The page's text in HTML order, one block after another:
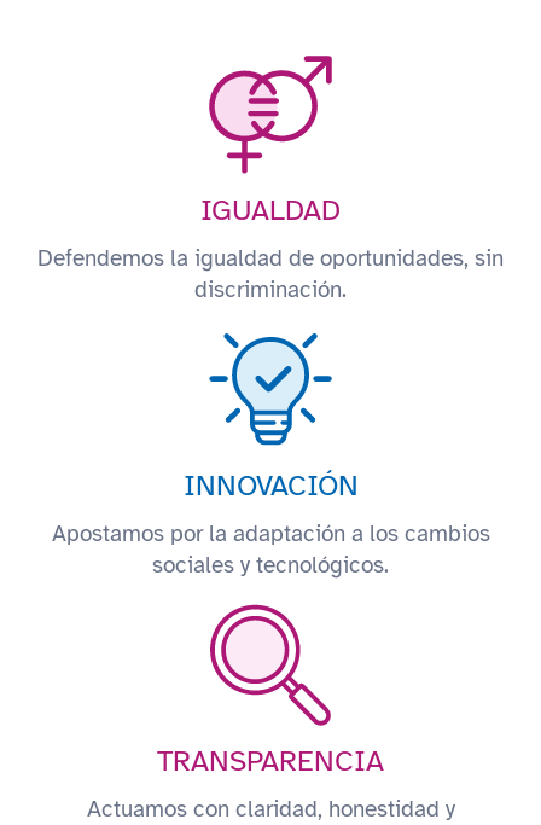
IGUALDAD
Defendemos la igualdad de oportunidades, sin
discriminación.
INNOVACIÓN
Apostamos por la adaptación a los cambios
sociales y tecnológicos.
TRANSPARENCIA
Actuamos con claridad, honestidad y